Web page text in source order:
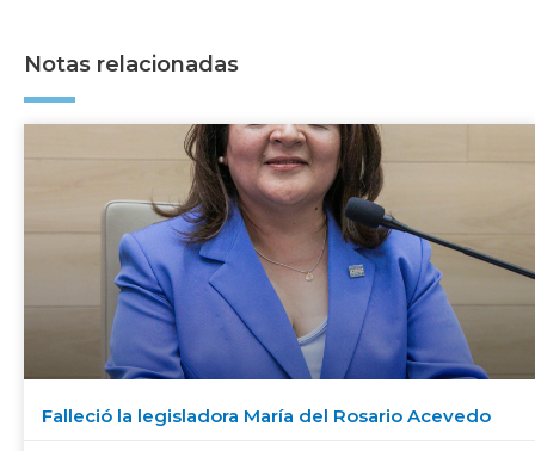
Notas relacionadas
Falleció la legisladora María del Rosario Acevedo